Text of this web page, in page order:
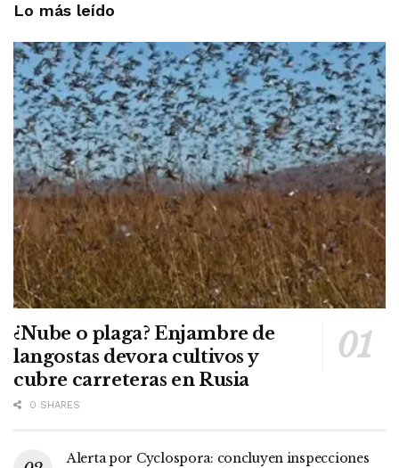
Lo más leído
¿Nube o plaga? Enjambre de
langostas devora cultivos y
cubre carreteras en Rusia
0 SHARES
Alerta por Cyclospora: concluyen inspecciones